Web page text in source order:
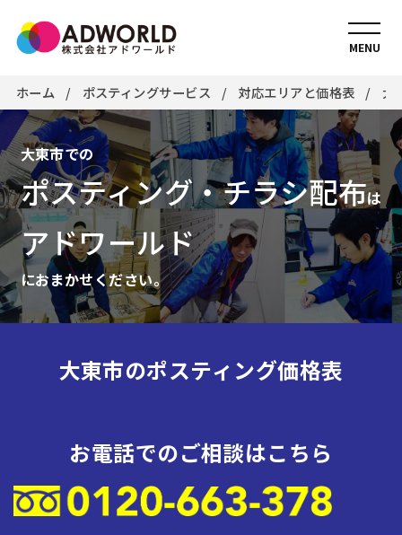
MENU
ホーム ポスティングサービス 対応エリアと価格表 大
大東市での
ポスティング・チラシ配布は
アドワールド
におまかせください。
大東市のポスティング価格表
お電話でのご相談はこちら